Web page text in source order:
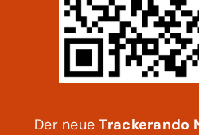
Der neueTrackerando